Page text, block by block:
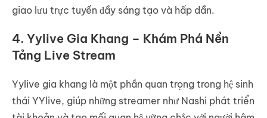
giao lưu trực tuyến đầy sáng tạo và hấp dẫn.
4. Yylive Gia Khang – Khám Phá Nền
Tảng Live Stream
Yylive gia khang là một phần quan trọng trong hệ sinh
thái YYlive, giúp những streamer như Nashi phát triển